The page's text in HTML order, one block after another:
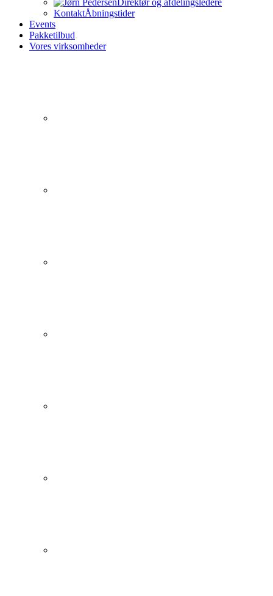
Direktør og afdelingsledere
KontaktÅbningstider
Events
Pakketilbud
Vores virksomheder